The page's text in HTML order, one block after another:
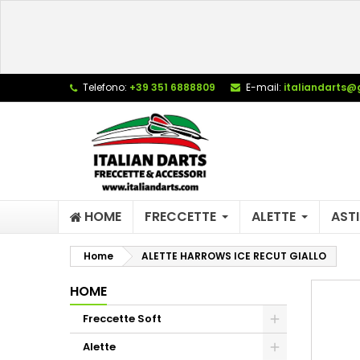
Telefono: +39 351 6888809 E-mail:
HOME FRECCETTE ALETTE
Home ALETTE HARROWS ICE RECUT GIALLO
HOME
Freccette Soft
Alette
add_circle_outline